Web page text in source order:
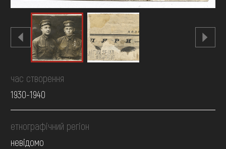
час створення
1930-1940
етнографічний регіон
невідомо